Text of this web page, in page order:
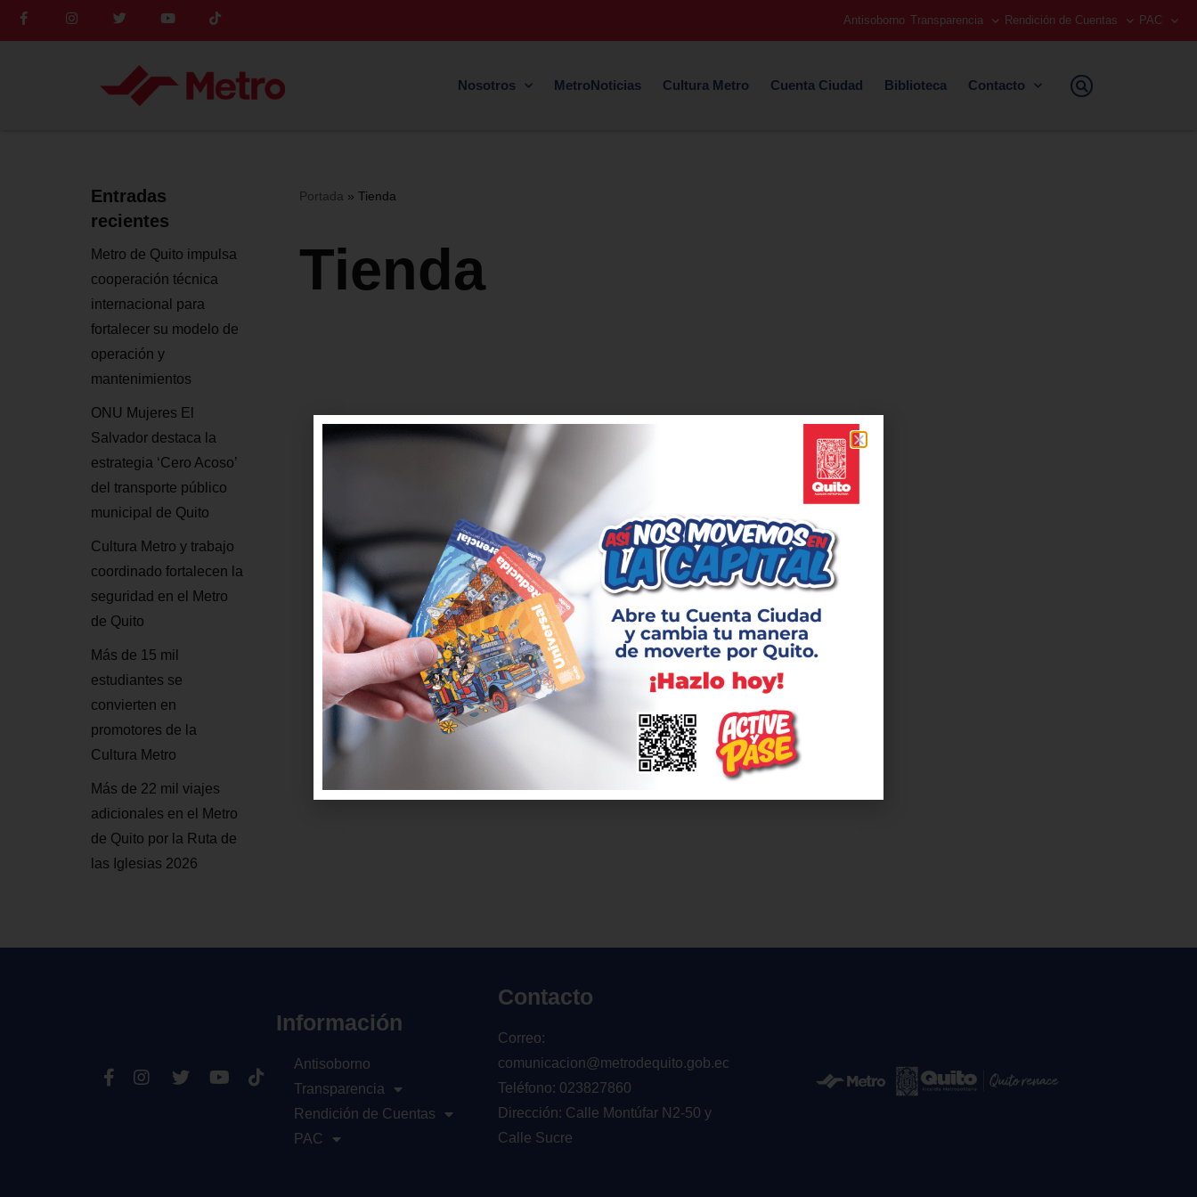
Antisoborno Transparencia Rendición de Cuentas PAC
Nosotros MetroNoticias Cultura Metro Cuenta Ciudad Biblioteca Contacto
Entradas
recientes
Metro de Quito impulsa
cooperación técnica
internacional para
fortalecer su modelo de
operación y
mantenimientos
ONU Mujeres El
Salvador destaca la
estrategia ‘Cero Acoso’
del transporte público
municipal de Quito
Cultura Metro y trabajo
coordinado fortalecen la
seguridad en el Metro
de Quito
Más de 15 mil
estudiantes se
convierten en
promotores de la
Cultura Metro
Más de 22 mil viajes
adicionales en el Metro
de Quito por la Ruta de
las Iglesias 2026
Portada » Tienda
Tienda
Información
Antisoborno
Transparencia
Rendición de Cuentas
PAC
Contacto
Correo:
comunicacion@metrodequito.gob.ec
Teléfono: 023827860
Dirección: Calle Montúfar N2-50 y
Calle Sucre